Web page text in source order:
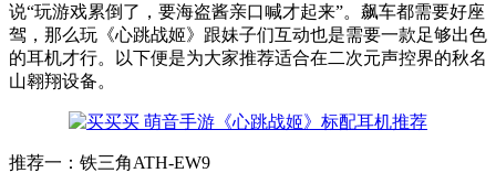
说“玩游戏累倒了，要海盗酱亲口喊才起来”。飙车都需要好座
驾，那么玩《心跳战姬》跟妹子们互动也是需要一款足够出色
的耳机才行。以下便是为大家推荐适合在二次元声控界的秋名
山翱翔设备。
推荐一：铁三角ATH-EW9